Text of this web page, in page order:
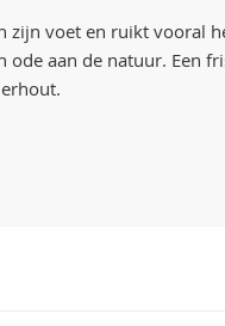
voet en ruikt vooral
aan de natuur. Een